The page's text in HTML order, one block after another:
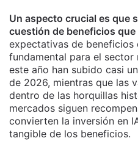
Un aspecto crucial es que
cuestión de beneficios que
expectativas de beneficios
fundamental para el
este año han subido casi
de 2026, mientras que las
dentro de las horquillas
mercados siguen
convierten la inversión en
tangible de los beneficios.